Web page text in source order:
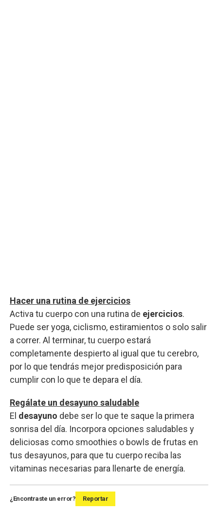
Hacer una rutina de ejercicios
Activa tu cuerpo con una rutina de ejercicios.
Puede ser yoga, ciclismo, estiramientos o solo salir
a correr. Al terminar, tu cuerpo estará
completamente despierto al igual que tu cerebro,
por lo que tendrás mejor predisposición para
cumplir con lo que te depara el día.
Regálate un desayuno saludable
El desayuno debe ser lo que te saque la primera
sonrisa del día. Incorpora opciones saludables y
deliciosas como smoothies o bowls de frutas en
tus desayunos, para que tu cuerpo reciba las
vitaminas necesarias para llenarte de energía.
¿Encontraste un error? Reportar